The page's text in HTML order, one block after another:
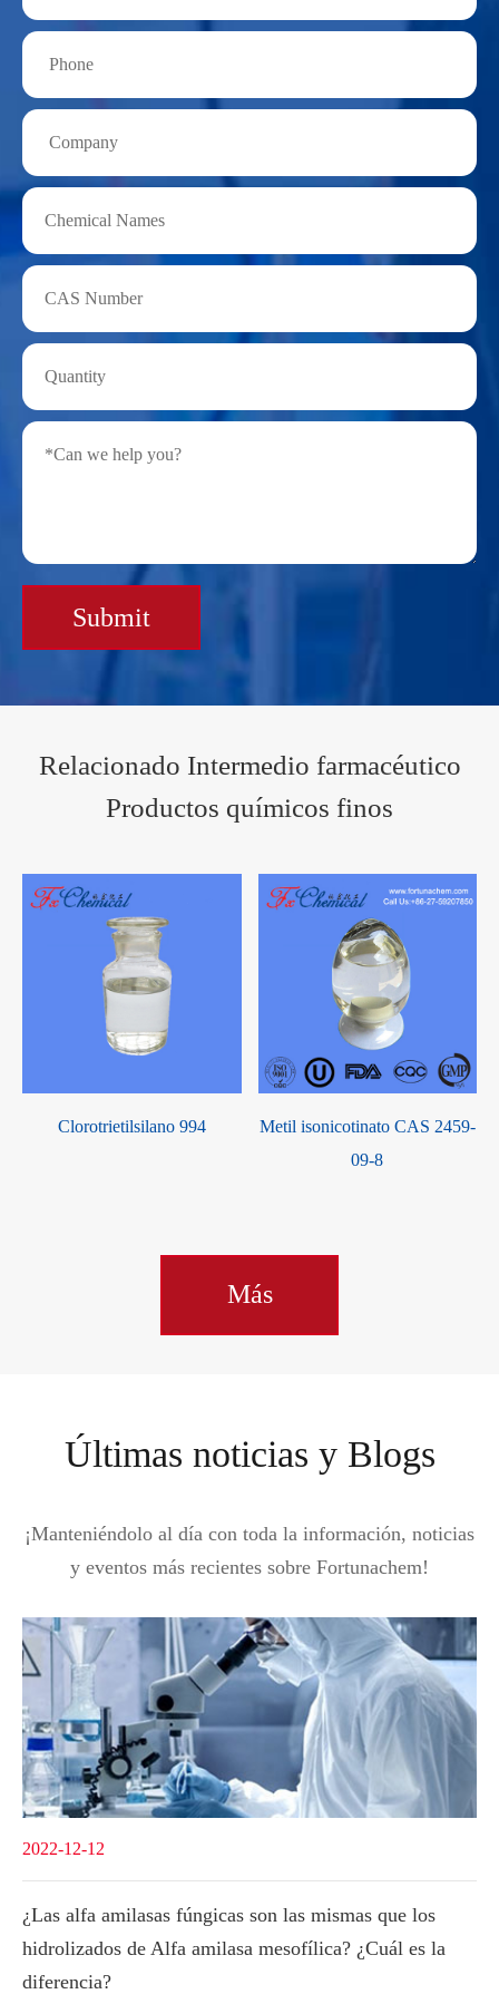
Submit
Relacionado Intermedio farmacéutico
Productos químicos finos
Clorotrietilsilano 994
Metil isonicotinato CAS 2459-
09-8
Más
Últimas noticias y Blogs
¡Manteniéndolo al día con toda la información, noticias
y eventos más recientes sobre Fortunachem!
2022-12-12
¿Las alfa amilasas fúngicas son las mismas que los
hidrolizados de Alfa amilasa mesofílica? ¿Cuál es la
diferencia?